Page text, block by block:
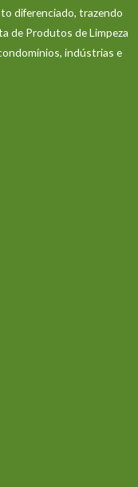
diferenciado, trazendo
de Produtos de Limpeza
indústrias e